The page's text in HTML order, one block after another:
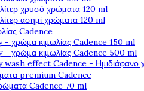
χρυσό χρώματα 120 ml
ασημί χρώματα 120 ml
Cadence
- χρώμα κιμωλίας Cadence 150 ml
- χρώμα κιμωλίας Cadence 500 ml
wash effect Cadence - Ημιδιάφανο
premium Cadence
Cadence 70 ml